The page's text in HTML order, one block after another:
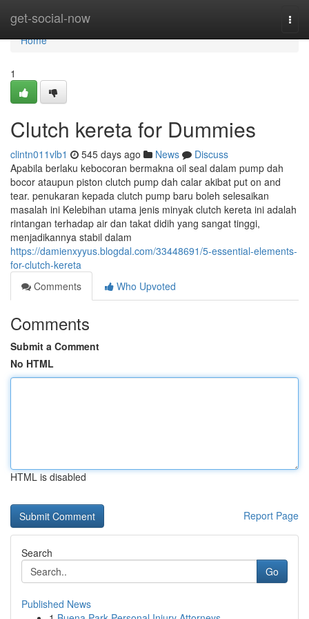
get-social-now
Home
Home
1
Clutch kereta for Dummies
clintn011vlb1 545 days ago News
Discuss
Apabila berlaku kebocoran bermakna oil seal dalam pump dah
bocor ataupun piston clutch pump dah calar akibat put on and
tear. penukaran kepada clutch pump baru boleh selesaikan
masalah ini Kelebihan utama jenis minyak clutch kereta ini adalah
rintangan terhadap air dan takat didih yang sangat tinggi,
menjadikannya stabil dalam
https://damienxyyus.blogdal.com/33448691/5-essential-elements-
for-clutch-kereta
Comments
Who Upvoted
Comments
Submit a Comment
No HTML
HTML is disabled
Report Page
Search
Go
Published News